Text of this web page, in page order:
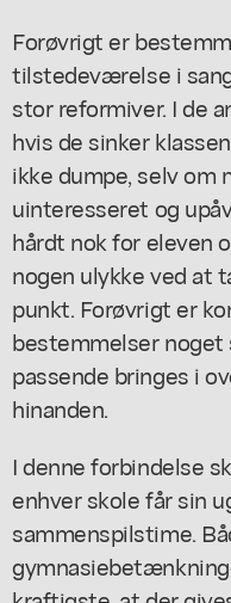
Forøvrigt er
tilstedeværelse i
stor reformiver. I de
hvis de sinker
ikke dumpe, selv om
uinteresseret og
hårdt nok for eleven
nogen ulykke ved at
punkt. Forøvrigt er
bestemmelser
passende bringes i
hinanden.
I denne forbindelse
enhver skole får sin
sammenspilstime.